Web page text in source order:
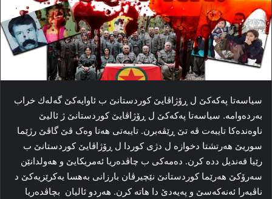
سیاسه‌تا پەكەكێ ل ڕۆژاڤایێ کوردستانێ ب ئاوایه‌کێ گەلەك خراب
به‌رده‌وامه‌. سیاسه‌تا پەكەكێ ل ڕۆژاڤایێ کوردستانێ ژ ئالیێ
ناوه‌نده‌کا تایبه‌ت ڤه‌ تێ ڕێڤه‌برن. تایبه‌تی هه‌تا وه‌ک ڤێ گاڤێ رژێما
سوریێ‌ هه‌رتشتا دخوازه‌ ل دژی کوردا ل ڕۆژاڤایێ کوردستانێ ب
رێیا قه‌ندیل دده‌ کرن. ده‌مه‌کی ب چاڤده‌ریا ئەمریكایێ و هه‌ولدانێن
سه‌رۆکێ هه‌رێما کوردستانێ نێچیرڤان بارزانی به‌هسا یه‌کرێزیه‌کێ د
ناڤبه‌را ئه‌نەکەسێ و پەیەدێ دا‌ هاته‌ کرن. هه‌ردو ئالیان بچاڤده‌ریا